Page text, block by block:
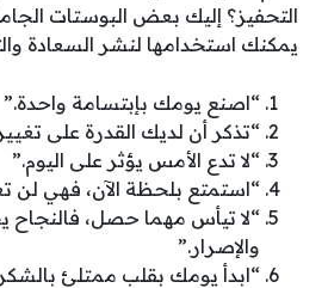
التحفيز؟ إليك بعض البوستات
يمكنك استخدامها لنشر السعادة
“اصنع يومك بإبتسامة واحدة.”
“تذكر أن لديك القدرة على
“لا تدع الأمس يؤثر على اليوم.”
“استمتع بلحظة الآن، فهي لن
“لا تيأس مهما حصل، فالنجاح
والإصرار.”
“ابدأ يومك بقلب ممتلئ